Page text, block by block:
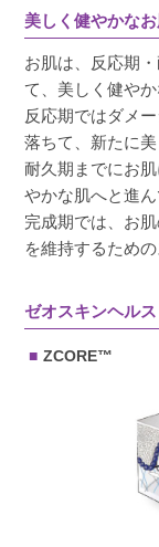
美しく健やかな
お肌は、反応期
て、美しく健やか
反応期ではダメ
落ちて、新たに
耐久期までにお
やかな肌へと進ん
完成期では、お
を維持するため
ゼオスキンヘル
ZCORE™